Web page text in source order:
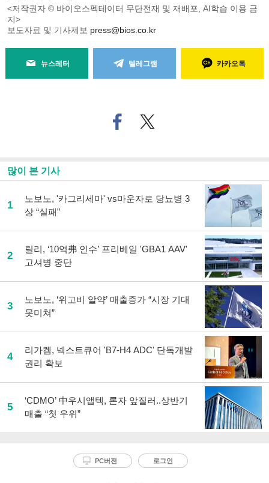
<저작권자 © 바이오스펙테이터 무단전재 및 재배포, AI학습 이용 금
지>
보도자료 및 기사제보 press@bios.co.kr
뉴스레터 텔레그램 카카오톡
페
이
기
사
공
트위
터로
많이 본 기사
1
노보노, '카그리세마' vs마운자로 당뇨병 3
상 “실패”
2
릴리, ‘10억弗 인수’ 프리베일 'GBA1 AAV'
고셔병 중단
3
노보노, ‘위고비 알약’ 매출증가 “시장 기대
못미쳐”
4
리가켐, 넥스트큐어 'B7-H4 ADC' 단독개발
권리 확보
5
‘CDMO’ 中우시앱텍, 론자 앞질러..상반기
매출 “첫 우위”
PC버전 로그인